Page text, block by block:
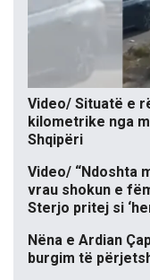
Video/ Situatë e
kilometrike nga
Shqipëri
Video/ “Ndoshta
vrau shokun e
Sterjo pritej si
Nëna e Ardian
burgim të